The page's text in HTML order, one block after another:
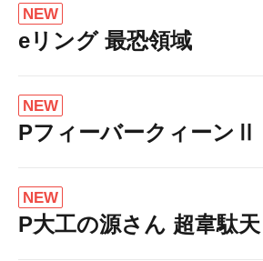
NEW
eリング 最恐領域
NEW
PフィーバークィーンⅡ
NEW
P大工の源さん 超韋駄